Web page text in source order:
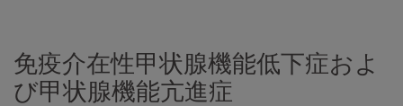
免疫介在性甲状腺機能低下症およ
び甲状腺機能亢進症